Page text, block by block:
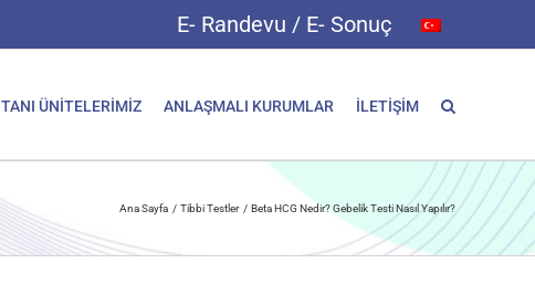
E- Randevu / E- Sonuç
TANI ÜNİTELERİMİZ ANLAŞMALI KURUMLAR İLETİŞİM
Ana Sayfa Tibbi Testler Beta HCG Nedir? Gebelik Testi Nasıl Yapılır?